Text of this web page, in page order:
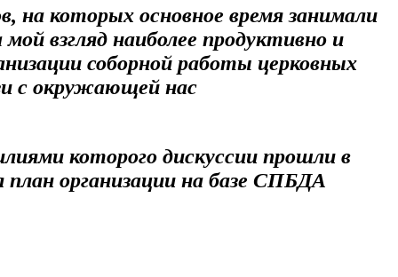
на которых основное время занимали
взгляд наиболее продуктивно и
соборной работы церковных
с окружающей нас
которого дискуссии прошли в
организации на базе СПБДА